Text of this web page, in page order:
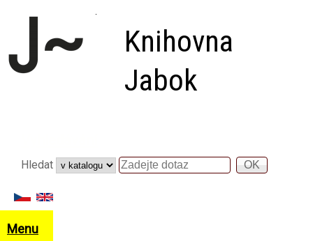
Přejít k hlavnímu obsahu
Knihovna
Jabok
Hledat
Hledat
Menu